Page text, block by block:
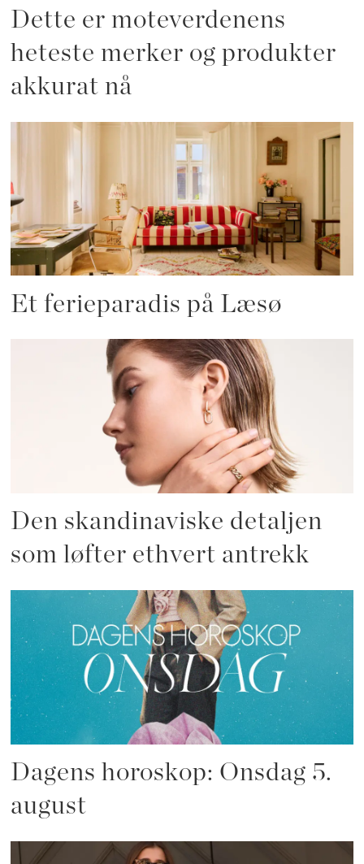
Dette er moteverdenens
heteste merker og produkter
akkurat nå
Et ferieparadis på Læsø
Den skandinaviske detaljen
som løfter ethvert antrekk
Dagens horoskop: Onsdag 5.
august